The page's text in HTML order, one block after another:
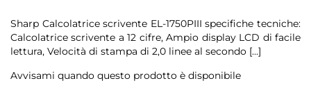
Sharp Calcolatrice scrivente EL-1750PIII specifiche tecniche:
Calcolatrice scrivente a 12 cifre, Ampio display LCD di facile
lettura, Velocità di stampa di 2,0 linee al secondo [...]
Avvisami quando questo prodotto è disponibile